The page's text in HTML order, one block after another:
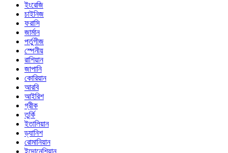
ইংরেজি
চাইনিজ
ফরাসি
জার্মান
পর্তুগীজ
স্পেনীয়
রাশিয়ান
জাপানি
কোরিয়ান
আরবি
আইরিশ
গ্রীক
তুর্কি
ইতালিয়ান
ড্যানিশ
রোমানিয়ান